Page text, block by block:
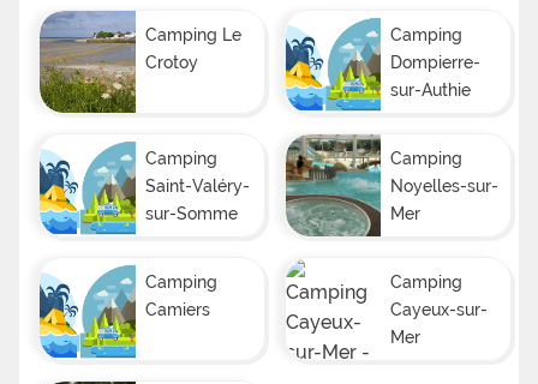
Camping Le
Crotoy
Camping
Dompierre-
sur-Authie
Camping
Saint-Valéry-
sur-Somme
Camping
Noyelles-sur-
Mer
Camping
Camiers
Camping
Cayeux-sur-
Mer